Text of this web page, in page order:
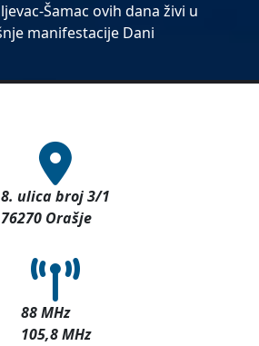
Šamac ovih dana živi u
manifestacije Dani
8. ulica broj 3/1
76270 Orašje
88 MHz
105,8 MHz